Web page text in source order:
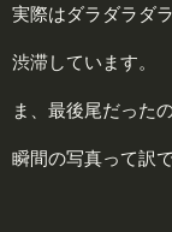
実際はダラダラダ
渋滞しています。
ま、最後尾だった
瞬間の写真って訳で